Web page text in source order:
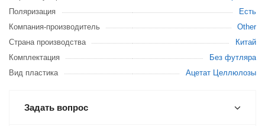
Поляризация
Есть
Компания-производитель
Other
Страна производства
Китай
Комплектация
Без футляра
Вид пластика
Ацетат Целлюлозы
Задать вопрос